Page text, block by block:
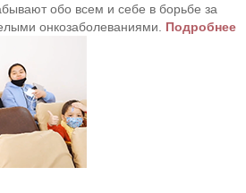
обо всем и себе в борьбе за
онкозаболеваниями. Подробнее